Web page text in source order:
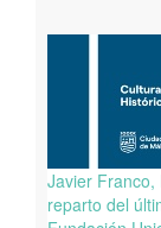
Javier Franco,
reparto del